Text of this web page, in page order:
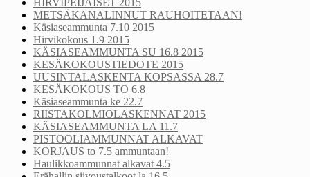
METSÄKANALINNUT RAUHOITETAAN!
Käsiaseammunta 7.10 2015
Hirvikokous 1.9 2015
KÄSIASEAMMUNTA SU 16.8 2015
KESÄKOKOUSTIEDOTE 2015
UUSINTALASKENTA KOPSASSA 28.7
KESÄKOKOUS TO 6.8
Käsiaseammunta ke 22.7
RIISTAKOLMIOLASKENNAT 2015
KÄSIASEAMMUNTA LA 11.7
PISTOOLIAMMUNNAT ALKAVAT
KORJAUS to 7.5 ammuntaan!
Haulikkoammunnat alkavat 4.5